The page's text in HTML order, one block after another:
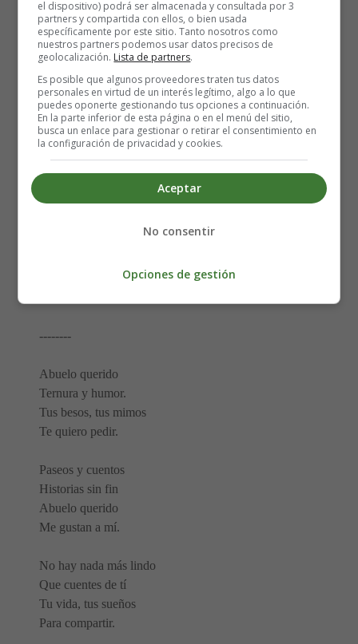
que regalan tiempo y regalan vida.
¡Abuelas, Abuelos!
Sus nietos felices, esperan ansiosos
abrazos mimosos,
caricias de ensueño, regalos curiosos
y cuentos sabrosos.
Abuelos maestros, abuelos viajeros.
¡Abuelas, Abuelos!
Que escriben historias y que cuentan cuentos.
con fuertes aplausos, les agradecemos.
con brazos abiertos los esperaremos
--------
Abuelo querido
Ternura y humor.
Tus besos, tus mimos
Te quiero pedir.
Paseos y cuentos
Historias sin fin
Abuelo querido
Me gustan a mí.
No hay nada más lindo
Que cuentes de tí
Tu vida, tus sueños
Para compartir.
el dispositivo) podrá ser almacenada y consultada por 3
partners y compartida con ellos, o bien usada
específicamente por este sitio. Tanto nosotros como
nuestros partners podemos usar datos precisos de
geolocalización. Lista de partners.
Es posible que algunos proveedores traten tus datos
personales en virtud de un interés legítimo, algo a lo que
puedes oponerte gestionando tus opciones a continuación.
En la parte inferior de esta página o en el menú del sitio,
busca un enlace para gestionar o retirar el consentimiento en
la configuración de privacidad y cookies.
Aceptar
No consentir
Opciones de gestión